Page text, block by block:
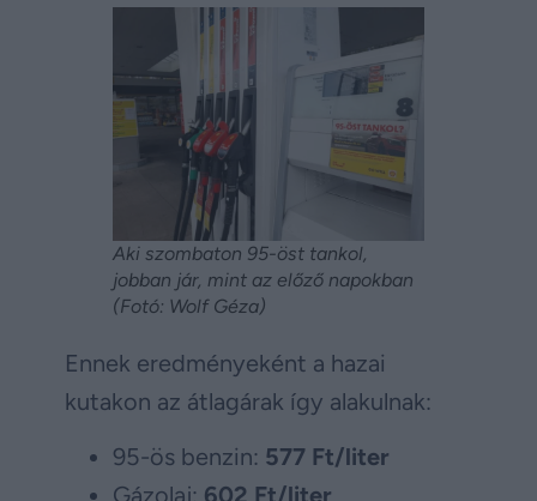
Aki szombaton 95-öst tankol,
jobban jár, mint az előző napokban
(Fotó: Wolf Géza)
Ennek eredményeként a hazai
kutakon az átlagárak így alakulnak:
95-ös benzin: 577 Ft/liter